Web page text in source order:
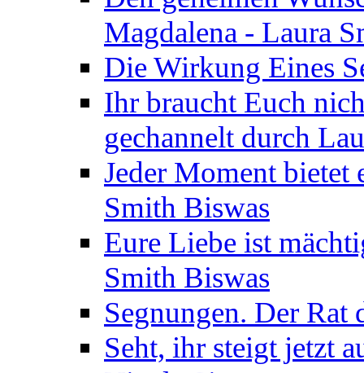
Magdalena - Laura
Die Wirkung Eines
Ihr braucht Euch
gechannelt durch
Jeder Moment bietet
Smith Biswas
Eure Liebe ist
Smith Biswas
Segnungen. Der
Seht, ihr steigt jetzt